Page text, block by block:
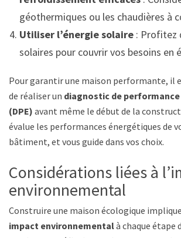
géothermiques ou les chaudières à
Utiliser l’énergie solaire : Profitez
solaires pour couvrir vos besoins en
Pour garantir une maison performante, il
de réaliser un diagnostic de
(DPE) avant même le début de la
évalue les performances énergétiques de
bâtiment, et vous guide dans vos choix.
Considérations liées à
environnemental
Construire une maison écologique implique
impact environnementalà chaque étape